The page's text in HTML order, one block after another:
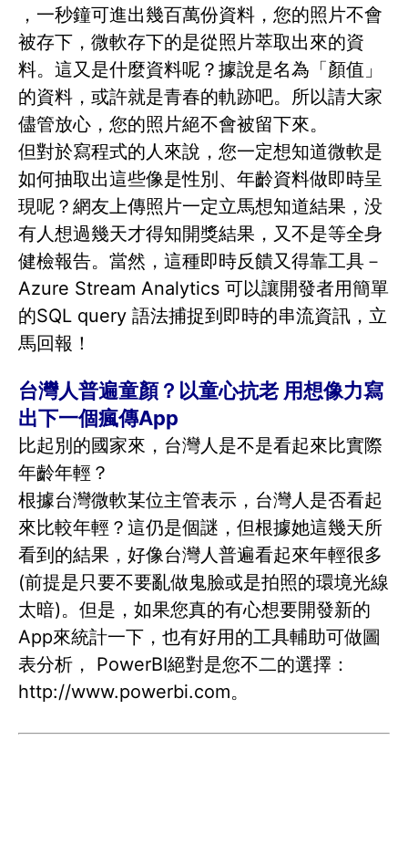
，一秒鐘可進出幾百萬份資料，您的照片不會
被存下，微軟存下的是從照片萃取出來的資
料。這又是什麼資料呢？據說是名為「顏值」
的資料，或許就是青春的軌跡吧。所以請大家
儘管放心，您的照片絕不會被留下來。
但對於寫程式的人來說，您一定想知道微軟是
如何抽取出這些像是性別、年齡資料做即時呈
現呢？網友上傳照片一定立馬想知道結果，没
有人想過幾天才得知開獎結果，又不是等全身
健檢報告。當然，這種即時反饋又得靠工具－
Azure Stream Analytics 可以讓開發者用簡單
的SQL query 語法捕捉到即時的串流資訊，立
馬回報！
台灣人普遍童顏？以童心抗老 用想像力寫
出下一個瘋傳App
比起別的國家來，台灣人是不是看起來比實際
年齡年輕？
根據台灣微軟某位主管表示，台灣人是否看起
來比較年輕？這仍是個謎，但根據她這幾天所
看到的結果，好像台灣人普遍看起來年輕很多
(前提是只要不要亂做鬼臉或是拍照的環境光線
太暗)。但是，如果您真的有心想要開發新的
App來統計一下，也有好用的工具輔助可做圖
表分析， PowerBI絕對是您不二的選擇：
http://www.powerbi.com。